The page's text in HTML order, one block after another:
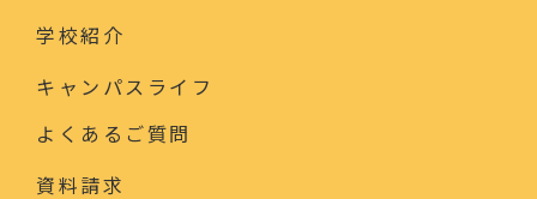
学校紹介
キャンパスライフ
よくあるご質問
資料請求